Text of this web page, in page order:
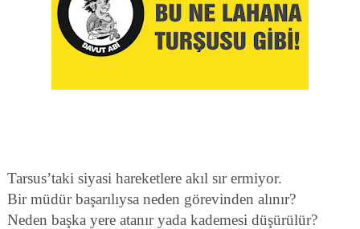
Tarsus’taki siyasi hareketlere akıl sır ermiyor.
Bir müdür başarılıysa neden görevinden alınır?
Neden başka yere atanır yada kademesi düşürülür?